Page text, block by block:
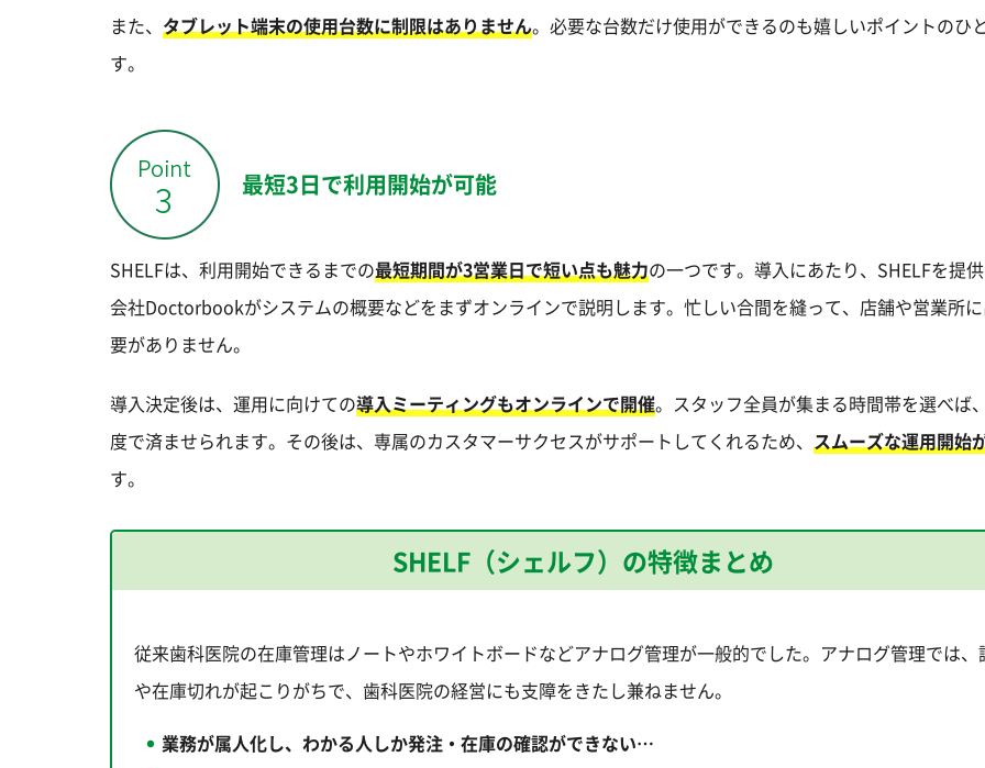
また、 タブレット端末の使用台数に制限はありません。必要な台数だけ使用ができるのも嬉しいポイントのひ
す。
最短3日で利用開始が可能
SHELFは、利用開始できるまでの最短期間が3営業日で短い点も魅力の一つです。導入にあたり、SHELFを提
会社Doctorbookがシステムの概要などをまずオンラインで説明します。忙しい合間を縫って、店舗や営業所
要がありません。
導入決定後は、運用に向けての導入ミーティングもオンラインで開催。スタッフ全員が集まる時間帯を選べば
度で済ませられます。その後は、専属のカスタマーサクセスがサポートしてくれるため、 スムーズな運用開始
す。
SHELF（シェルフ）の特徴まとめ
従来歯科医院の在庫管理はノートやホワイトボードなどアナログ管理が一般的でした。アナログ管理では、
や在庫切れが起こりがちで、歯科医院の経営にも支障をきたし兼ねません。
業務が属人化し、わかる人しか発注・在庫の確認ができない…